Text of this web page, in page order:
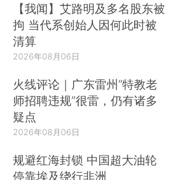
【我闻】艾路明及多名股东被
拘 当代系创始人因何此时被
清算
2026年08月06日
火线评论｜广东雷州“特教老
师招聘违规”很雷，仍有诸多
疑点
2026年08月06日
规避红海封锁 中国超大油轮
停靠埃及绕行非洲